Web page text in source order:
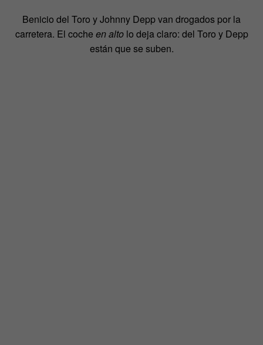
Benicio del Toro y Johnny Depp van drogados por la
carretera. El coche en altolo deja claro: del Toro y Depp
están que se suben.